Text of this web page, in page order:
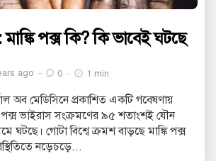
পক্স কি? কি ভাবেই ঘটছে
ago 0 1 min
অব মেডিসিনে প্রকাশিত একটি গবেষণায়
পক্স ভাইরাস সংক্রমণের ৯৫ শতাংশই যৌন
ঘটছে। গোটা বিশ্বে ক্রমশ বাড়ছে মাঙ্কি পক্স
নড়েচড়ে...